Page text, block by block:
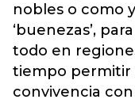
nobles o como
‘buenezas’,
todo en
tiempo permitir
convivencia